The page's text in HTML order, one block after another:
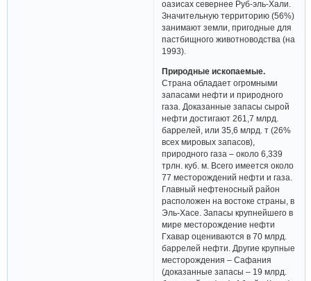
оазисах севернее Руб-эль-Хали.
Значительную территорию (56%)
занимают земли, пригодные для
пастбищного животноводства (на
1993).
Природные ископаемые.
Страна обладает огромными
запасами нефти и природного
газа. Доказанные запасы сырой
нефти достигают 261,7 млрд.
баррелей, или 35,6 млрд. т (26%
всех мировых запасов),
природного газа – около 6,339
трлн. куб. м. Всего имеется около
77 месторождений нефти и газа.
Главный нефтеносный район
расположен на востоке страны, в
Эль-Хасе. Запасы крупнейшего в
мире месторождение нефти
Гхавар оцениваются в 70 млрд.
баррелей нефти. Другие крупные
месторождения – Сафания
(доказанные запасы – 19 млрд.